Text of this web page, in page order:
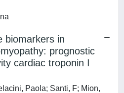
biomarkers in
prognostic
cardiac troponin I
Paola; Santi, F; Mion,